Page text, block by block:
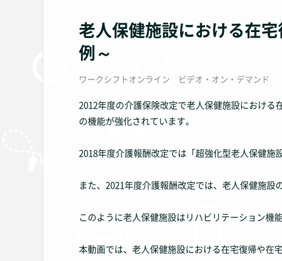
老人保健施設における在
例～
ワークシフトオンライン ビデオ・オン・デマンド
2012年度の介護保険改定で老人保健施設におけ
の機能が強化されています。
2018年度介護報酬改定では「超強化型老人保健施
また、2021年度介護報酬改定では、老人保健施設
このように老人保健施設はリハビリテーション機
本動画では、老人保健施設における在宅復帰や在